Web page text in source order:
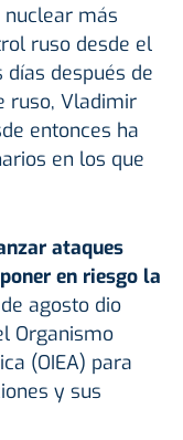
más
ruso desde el
después de
ruso, Vladimir
entonces ha
en los que
ataques
en riesgo la
agosto dio
Organismo
(OIEA) para
y sus